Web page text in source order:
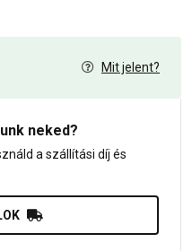
Mit jelent?
neked?
a szállítási díj és